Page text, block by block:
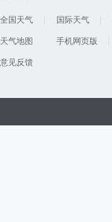
全国天气 国际天气
天气地图 手机网页版
意见反馈